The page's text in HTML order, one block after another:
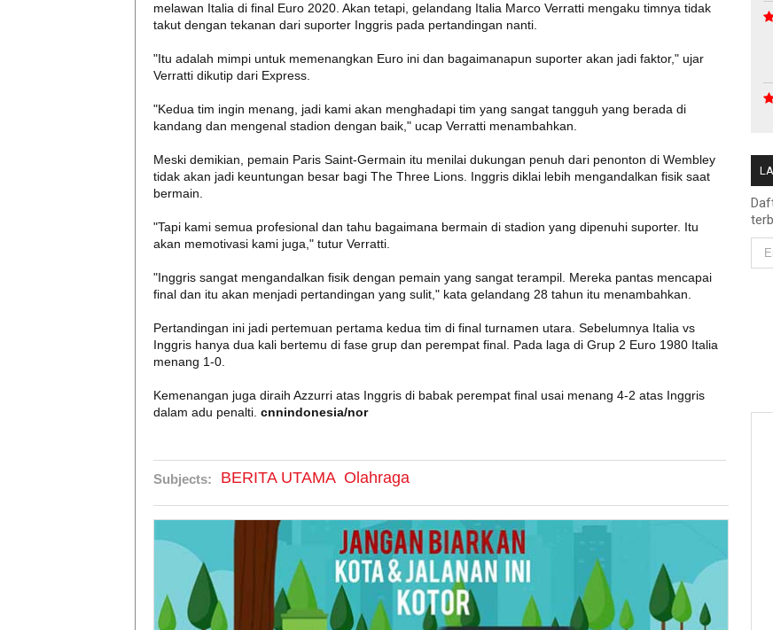
melawan Italia di final Euro 2020. Akan tetapi, gelandang Italia Marco Verratti mengaku timnya tidak
takut dengan tekanan dari suporter Inggris pada pertandingan nanti.
"Itu adalah mimpi untuk memenangkan Euro ini dan bagaimanapun suporter akan jadi faktor," ujar
Verratti dikutip dari Express.
"Kedua tim ingin menang, jadi kami akan menghadapi tim yang sangat tangguh yang berada di
kandang dan mengenal stadion dengan baik," ucap Verratti menambahkan.
Meski demikian, pemain Paris Saint-Germain itu menilai dukungan penuh dari penonton di Wembley
tidak akan jadi keuntungan besar bagi The Three Lions. Inggris diklai lebih mengandalkan fisik saat
bermain.
"Tapi kami semua profesional dan tahu bagaimana bermain di stadion yang dipenuhi suporter. Itu
akan memotivasi kami juga," tutur Verratti.
"Inggris sangat mengandalkan fisik dengan pemain yang sangat terampil. Mereka pantas mencapai
final dan itu akan menjadi pertandingan yang sulit," kata gelandang 28 tahun itu menambahkan.
Pertandingan ini jadi pertemuan pertama kedua tim di final turnamen utara. Sebelumnya Italia vs
Inggris hanya dua kali bertemu di fase grup dan perempat final. Pada laga di Grup 2 Euro 1980 Italia
menang 1-0.
Kemenangan juga diraih Azzurri atas Inggris di babak perempat final usai menang 4-2 atas Inggris
dalam adu penalti. cnnindonesia/nor
Subjects: BERITA UTAMA Olahraga